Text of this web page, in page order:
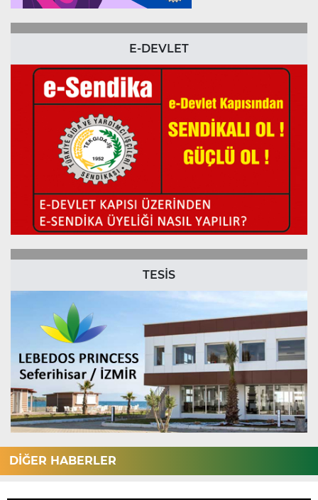
E-DEVLET
TESİS
DİĞER HABERLER